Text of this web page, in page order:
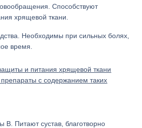
Способствуют
хрящевой ткани.
Необходимы при сильных болях,
время.
и питания хрящевой ткани
препараты с содержанием таких
В. Питают сустав, благотворно